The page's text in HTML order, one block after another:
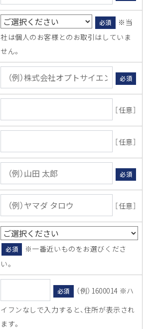
必須
※当
社は個人のお客様とのお取引はしていま
せん。
必須
［任意］
［任意］
必須
［任意］
必須
※一番近いものをお選びくださ
い。
必須
（例）1600014 ※ハ
イフンなしで入力すると、住所が表示され
ます。